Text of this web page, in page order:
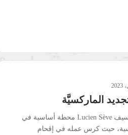
الماركسيَّة
تمثل شخصية لوسيان سيف Lucien Sève محطة أساسية في
حيث كرس عمله في إقحام